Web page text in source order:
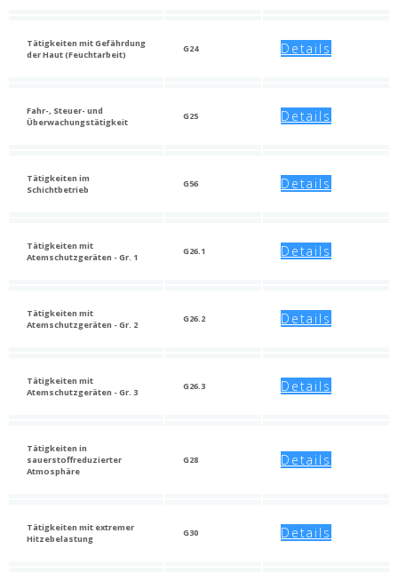
Tätigkeiten mit Gefährdung
der Haut (Feuchtarbeit)
G24 Details
Fahr-, Steuer- und
Überwachungstätigkeit
G25 Details
Tätigkeiten im
Schichtbetrieb
G56 Details
Tätigkeiten mit
Atemschutzgeräten - Gr. 1
G26.1 Details
Tätigkeiten mit
Atemschutzgeräten - Gr. 2
G26.2 Details
Tätigkeiten mit
Atemschutzgeräten - Gr. 3
G26.3 Details
Tätigkeiten in
sauerstoffreduzierter
Atmosphäre
G28 Details
Tätigkeiten mit extremer
Hitzebelastung
G30 Details